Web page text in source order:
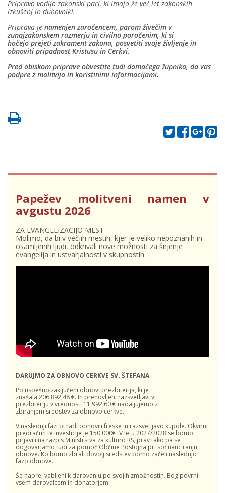
Pripravo vodijo zakonski pari, ki imajo že več let zakonskih
izkušenj in duhovniki.
Priprava je namenjen zaročencem, parom živečim v
zunajzakonskem razmerju in civilno poročenim, ki si
hočejo prejeti zakrament zakona, posvetiti svoje življenje in
obnoviti pripadnost Kristusu in Cerkvi.
Pred obiskom priprave obvestite tudi domačega župnika, da vas
podpre z molitvijo in koristinimi informacijami.
Papežev molitveni namen v
avgustu 2026
ZA EVANGELIZACIJO MEST
Molimo, da bi v večjih mestih, kjer je veliko nepoznanih in
osamljenih ljudi, odkrivali nove možnosti za širjenje
evangelija in ustvarjalnosti v skupnostih.
DARUJMO ZA OBNOVO CERKVE SV. ŠTEFANA
Po uspešno zaključeni obnovi prezbiterija, ki je
znašala 206.892,48 €. In prenovljeni razsvetljavi v
prezbiteriju v vrednosti 11.992,60 € nadaljujemo z
zbiranjem sredstev za obnovo cerkve.
V naslednji fazi bi radi obnovili freske in razsvetljavo kupole. Okvirni
predračun te investicije je 150.000€. V letu 2027/2028 se bomo
prijavili na razpis Ministrstva za kulturo RS, prav tako pa se
dogovarjamo tudi za pomoč Občine Postojna pri sofinanciranju
obnove. Ko bomo zbrali dovolj sredstev bomo začeli naslednjo
fazo obnove.
Še naprej vabljeni k darovanju po svojih zmožnostih. Bog povrni
vsem darovalcem in donatorjem.